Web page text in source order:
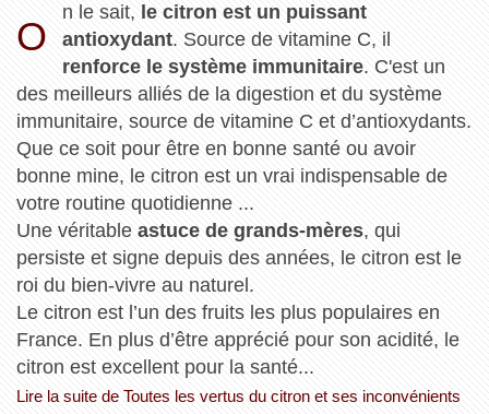
O
n le sait, le citron est un puissant
antioxydant. Source de vitamine C, il
renforce ​​le système immunitaire. C'est un
des meilleurs alliés de la digestion et du système
immunitaire, source de vitamine C et d’antioxydants.
Que ce soit pour être en bonne santé ou avoir
bonne mine, le citron est un vrai indispensable de
votre routine quotidienne ...
Une véritable astuce de grands-mères, qui
persiste et signe depuis des années, le citron est le
roi du bien-vivre au naturel.
Le citron est l’un des fruits les plus populaires en
France. En plus d’être apprécié pour son acidité, le
citron est excellent pour la santé...
Lire la suite de Toutes les vertus du citron et ses inconvénients